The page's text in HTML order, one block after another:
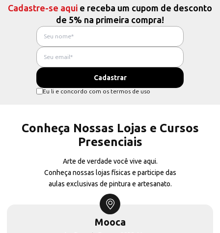
Cadastre-se aqui e receba um cupom de desconto
de 5% na primeira compra!
Eu li e concordo com os termos de uso
Conheça Nossas Lojas e Cursos
Presenciais
Arte de verdade você vive aqui.
Conheça nossas lojas físicas e participe das
aulas exclusivas de pintura e artesanato.
Mooca